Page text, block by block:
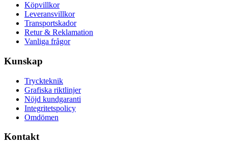
Köpvillkor
Leveransvillkor
Transportskador
Retur & Reklamation
Vanliga frågor
Kunskap
Tryckteknik
Grafiska riktlinjer
Nöjd kundgaranti
Integritetspolicy
Omdömen
Kontakt